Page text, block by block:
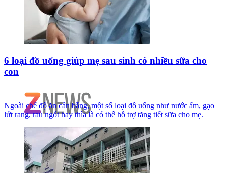
6 loại đồ uống giúp mẹ sau sinh có nhiều sữa cho
con
Ngoài chế độ ăn cân bằng, một số loại đồ uống như nước ấm, gạo
lứt rang, rau ngót hay thìa là có thể hỗ trợ tăng tiết sữa cho mẹ.